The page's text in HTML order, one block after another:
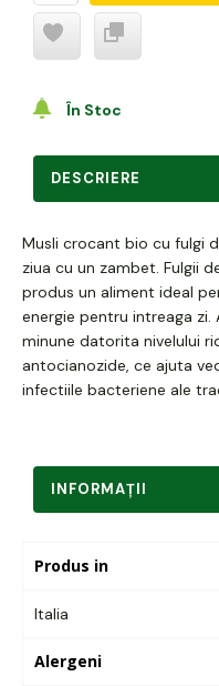
În Stoc
DESCRIERE
Musli crocant bio cu fulgi
ziua cu un zambet. Fulgii
produs un aliment ideal
energie pentru intreaga
minune datorita nivelului
antocianozide, ce ajuta
infectiile bacteriene ale
INFORMAŢII
Produs in
Italia
Alergeni